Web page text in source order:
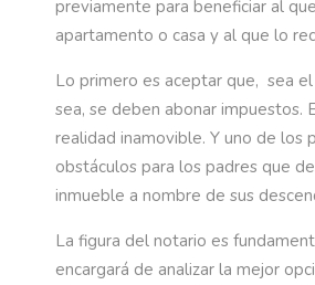
previamente para beneficiar al
apartamento o casa y al que lo
Lo primero es aceptar que, sea
sea, se deben abonar impuestos.
realidad inamovible. Y uno de los
obstáculos para los padres que
inmueble a nombre de sus
La figura del notario es
encargará de analizar la mejor